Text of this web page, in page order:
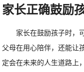
家长正确鼓励
家长在鼓励孩子时，
父母在用心陪伴，还能让
定会在未来的人生道路上